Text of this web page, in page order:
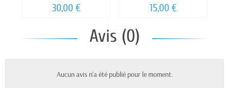
30,00 € 15,00 €
Avis (0)
Aucun avis n'a été publié pour le moment.